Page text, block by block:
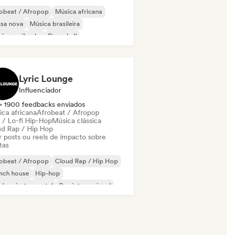
/ Afropop
Música africana
nova
Música brasileira
caribenha
Dancehall
Lyric Lounge
Influenciador
1900 feedbacks enviados
africanaAfrobeat / Afropop
/ Lo-fi Hip-HopMúsica clássica
Rap / Hip Hop
posts ou reels de impacto sobre
/ Afropop
Cloud Rap / Hip Hop
house
Hip-hop
hop instrumental
Rap internacional